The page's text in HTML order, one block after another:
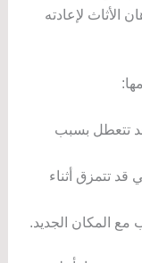
الأثاث لإعادته
قد تتعطل بسبب
قد تتمزق أثناء
مع المكان الجديد.